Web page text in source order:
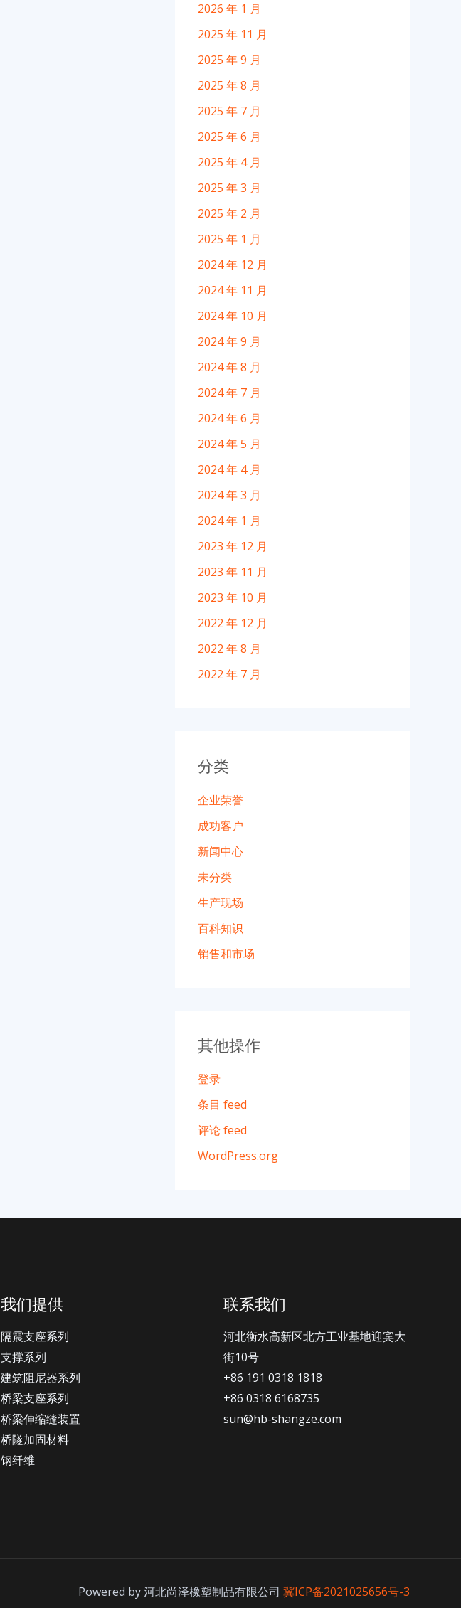
2026 年 1 月
2025 年 11 月
2025 年 9 月
2025 年 8 月
2025 年 7 月
2025 年 6 月
2025 年 4 月
2025 年 3 月
2025 年 2 月
2025 年 1 月
2024 年 12 月
2024 年 11 月
2024 年 10 月
2024 年 9 月
2024 年 8 月
2024 年 7 月
2024 年 6 月
2024 年 5 月
2024 年 4 月
2024 年 3 月
2024 年 1 月
2023 年 12 月
2023 年 11 月
2023 年 10 月
2022 年 12 月
2022 年 8 月
2022 年 7 月
分类
企业荣誉
成功客户
新闻中心
未分类
生产现场
百科知识
销售和市场
其他操作
登录
条目 feed
评论 feed
WordPress.org
我们提供
隔震支座系列
支撑系列
建筑阻尼器系列
桥梁支座系列
桥梁伸缩缝装置
桥隧加固材料
钢纤维
联系我们
河北衡水高新区北方工业基地迎宾大
街10号
+86 191 0318 1818
+86 0318 6168735
sun@hb-shangze.com
Powered by 河北尚泽橡塑制品有限公司 冀ICP备2021025656号-3